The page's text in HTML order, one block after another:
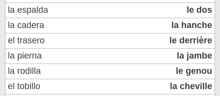
la espalda
le dos
la cadera
la hanche
el trasero
le derrière
la pierna
la jambe
la rodilla
le genou
el tobillo
la cheville